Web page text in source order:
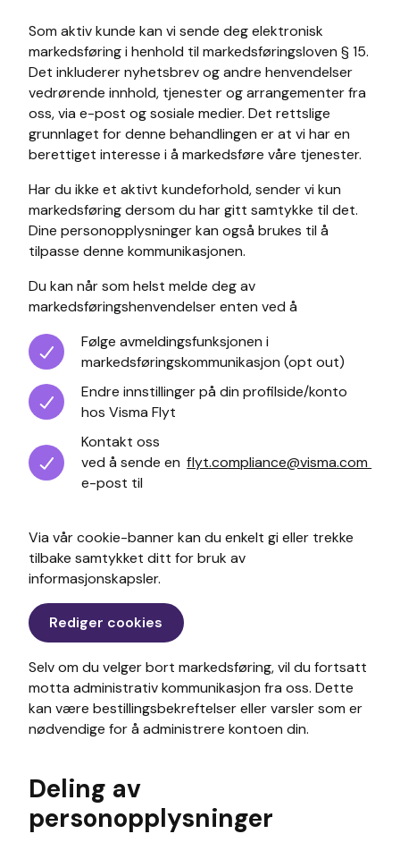
Som aktiv kunde kan vi sende deg elektronisk
markedsføring i henhold til markedsføringsloven § 15.
Det inkluderer nyhetsbrev og andre henvendelser
vedrørende innhold, tjenester og arrangementer fra
oss, via e-post og sosiale medier. Det rettslige
grunnlaget for denne behandlingen er at vi har en
berettiget interesse i å markedsføre våre tjenester.
Har du ikke et aktivt kundeforhold, sender vi kun
markedsføring dersom du har gitt samtykke til det.
Dine personopplysninger kan også brukes til å
tilpasse denne kommunikasjonen.
Du kan når som helst melde deg av
markedsføringshenvendelser enten ved å
Følge avmeldingsfunksjonen i
markedsføringskommunikasjon (opt out)
Endre innstillinger på din profilside/konto
hos Visma Flyt
Kontakt oss
ved å sende en
e-post til
flyt.compliance@visma.com
Via vår cookie-banner kan du enkelt gi eller trekke
tilbake samtykket ditt for bruk av
informasjonskapsler.
Rediger cookies
Selv om du velger bort markedsføring, vil du fortsatt
motta administrativ kommunikasjon fra oss. Dette
kan være bestillingsbekreftelser eller varsler som er
nødvendige for å administrere kontoen din.
Deling av
personopplysninger